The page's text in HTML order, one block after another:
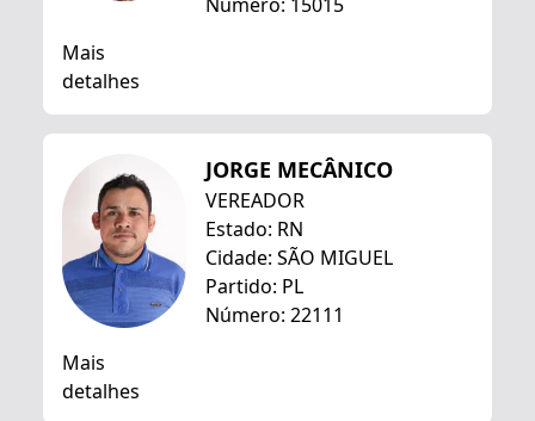
Mais
detalhes
JORGE MECÂNICO
VEREADOR
Estado: RN
Cidade: SÃO MIGUEL
Partido: PL
Número: 22111
Mais
detalhes